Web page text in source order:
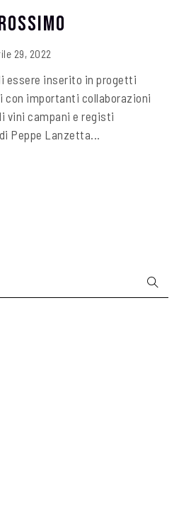
29, 2022
essere inserito in progetti
con importanti collaborazioni
vini campani e registi
Peppe Lanzetta...